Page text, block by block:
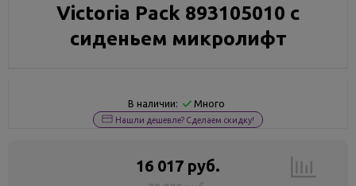
Victoria Pack 893105010 с
сиденьем микролифт
В наличии: Много
Нашли дешевле? Сделаем скидку!
16 017 руб.